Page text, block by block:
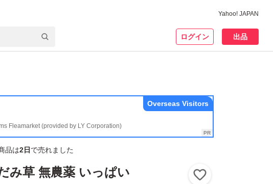
Yahoo! JAPAN
ログイン 出品
Fleamarket (provided by LY Corporation)
Overseas Visitors
品は2日 で売れました
み草 無農薬 いっぱい